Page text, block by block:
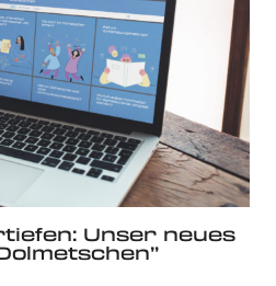
Unser neues